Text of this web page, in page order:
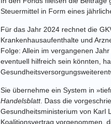
Steuermittel in Form eines
Für das Jahr 2024 rechnet die
Krankenhausaufenthalte und
Folge: Allein im vergangenen
eventuell hilfreich sein könnten,
Sie übernehme ein System in
Handelsblatt. Dass die
Gesundheitsministerium von Karl
Koalitionsvertrag vorgenommen,